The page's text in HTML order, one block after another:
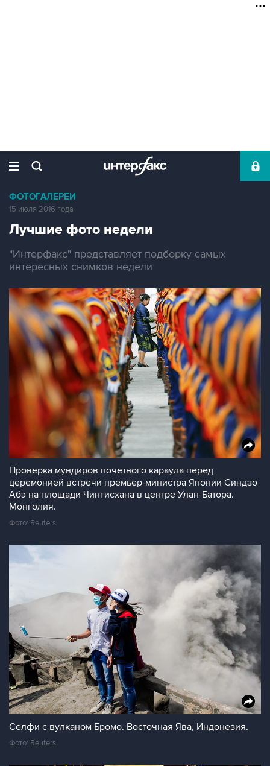
ФОТОГАЛЕРЕИ
15 июля 2016 года
Лучшие фото недели
"Интерфакс" представляет подборку самых
интересных снимков недели
Проверка мундиров почетного караула перед
церемонией встречи премьер-министра Японии Синдзо
Абэ на площади Чингисхана в центре Улан-Батора.
Монголия.
Фото: Reuters
Селфи с вулканом Бромо. Восточная Ява, Индонезия.
Фото: Reuters